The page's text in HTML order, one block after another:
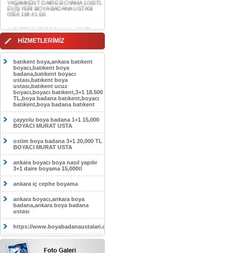
AKDERE DAİRE BOYAMA 1000TL
EV,İŞYERİ BOYA BADANA USTASI
CEBECİ DAİRE BOYAMA 1000TL
0554 184 41 66
HASKÖY DAİRE BOYAMA 1000TL
EV,İŞYERİ BOYA BADANA USTASI
0554 184 41 66
GÖLBAŞI DAİRE BOYAMA 1000TL
EV,İŞYERİ BOYA BADANA USTASI
0554 184 41 66
SOKULLU DAİRE BOYAMA 1000TL
EV,İŞYERİ BOYA BADANA USTASI
0554 184 41 66
HİZMETLERİMİZ
batıkent boya,ankara batıkent
boyacı,batıkent boya
badana,batıkent boyacı
ustası,batıkent boya
ustası,batıkent ucuz
boyacı,boyacı batıkent,3+1 18.500
TL,boya badana batıkent,boyacı
batıkent,boya badana batıkent
çayyolu boya badana 1+1 15,000
BOYACI MURAT USTA
ostim boya badana 3+1 20,000 TL
BOYACI MURAT USTA
ankara boyacı boya nasıl yapılır
3+1 daire boyama 15,000tl
ankara iç cephe boyama
ankara boyacı,ankara boya
badana,ankara boya badana
ustası
https://www.boyabadanaustalari.com/